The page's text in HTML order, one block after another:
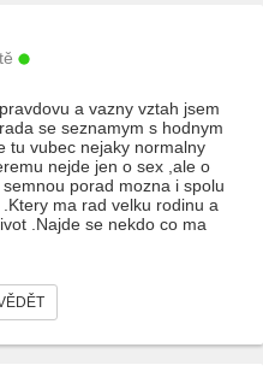
a vazny vztah jsem
se seznamym s hodnym
tu vubec nejaky normalny
nejde jen o sex ,ale o
porad mozna i spolu
ma rad velku rodinu a
.Najde se nekdo co ma